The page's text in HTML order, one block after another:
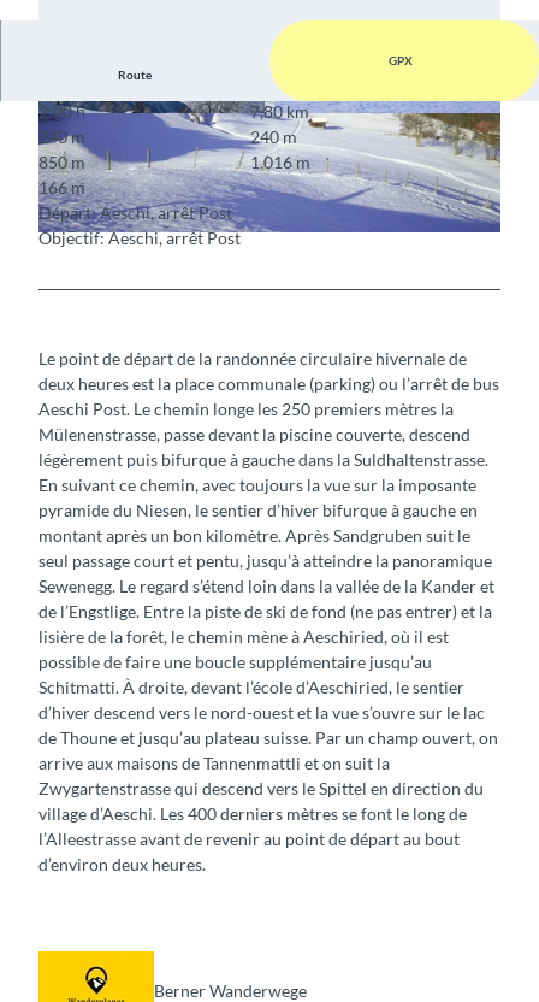
© Berner Wanderwege
© Berner Wanderwege © Aeschi Tourismus
Route
GPX
2:00 h
7,80 km
240 m
240 m
850 m
1.016 m
166 m
Départ: Aeschi, arrêt Post
Objectif: Aeschi, arrêt Post
Le point de départ de la randonnée circulaire hivernale de
deux heures est la place communale (parking) ou l’arrêt de bus
Aeschi Post. Le chemin longe les 250 premiers mètres la
Mülenenstrasse, passe devant la piscine couverte, descend
légèrement puis bifurque à gauche dans la Suldhaltenstrasse.
En suivant ce chemin, avec toujours la vue sur la imposante
pyramide du Niesen, le sentier d’hiver bifurque à gauche en
montant après un bon kilomètre. Après Sandgruben suit le
seul passage court et pentu, jusqu’à atteindre la panoramique
Sewenegg. Le regard s’étend loin dans la vallée de la Kander et
de l’Engstlige. Entre la piste de ski de fond (ne pas entrer) et la
lisière de la forêt, le chemin mène à Aeschiried, où il est
possible de faire une boucle supplémentaire jusqu’au
Schitmatti. À droite, devant l’école d’Aeschiried, le sentier
d’hiver descend vers le nord-ouest et la vue s’ouvre sur le lac
de Thoune et jusqu’au plateau suisse. Par un champ ouvert, on
arrive aux maisons de Tannenmattli et on suit la
Zwygartenstrasse qui descend vers le Spittel en direction du
village d’Aeschi. Les 400 derniers mètres se font le long de
l’Alleestrasse avant de revenir au point de départ au bout
d’environ deux heures.
Berner Wanderwege